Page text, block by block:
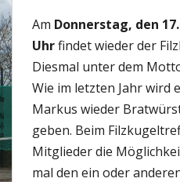
Am Donnerstag, den
Uhrfindet wieder der
Diesmal unter dem
Wie im letzten Jahr wird
Markus wieder
geben. Beim
Mitglieder die
mal den ein oder